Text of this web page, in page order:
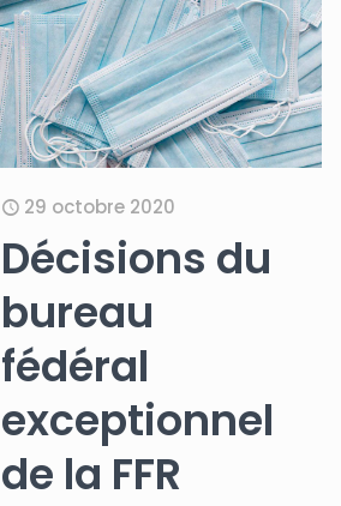
29 octobre 2020
Décisions du
bureau
fédéral
exceptionnel
de la FFR